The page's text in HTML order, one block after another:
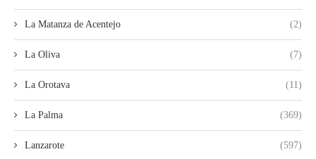
La Matanza de Acentejo (2)
La Oliva (7)
La Orotava (11)
La Palma (369)
Lanzarote (597)